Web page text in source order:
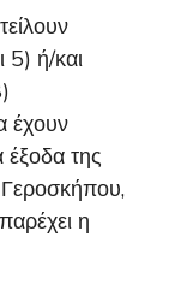
5) ή/και
έχουν
της
η